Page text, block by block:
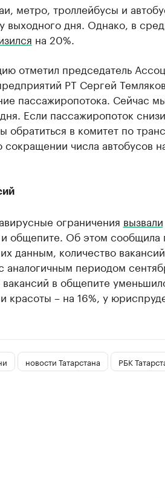
метро, троллейбусы и
выходного дня. Однако, в
на 20%.
отметил председатель
РТ Сергей
пассажиропотока. Сейчас
Если пассажиропоток
в комитет по
сокращении числа автобусов
ограничения вызвали
и общепите. Об этом
данным, количество
аналогичным периодом
в общепите
красоты – на 16%, у
новости Татарстана РБК